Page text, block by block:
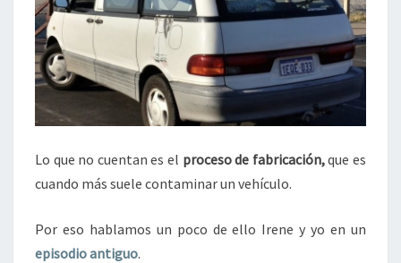
Lo que no cuentan es el proceso de fabricación,que es
cuando más suele contaminar un vehículo.
Por eso hablamos un poco de ello Irene y yo en un
episodio antiguo.